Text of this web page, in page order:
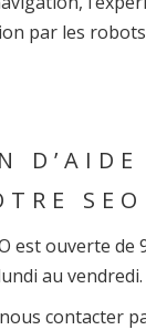
par les
D’AIDE
SEO
est ouverte de
au vendredi.
contacter